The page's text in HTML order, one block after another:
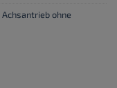
Achsantrieb ohne